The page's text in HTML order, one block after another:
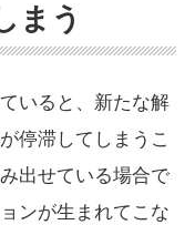
まう
いると、新たな解
停滞してしまうこ
出せている場合で
ンが生まれてこな